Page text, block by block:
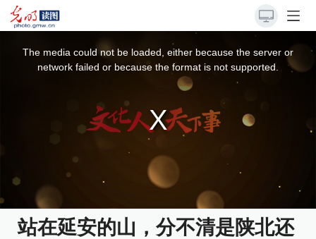
The media could not be loaded, either because the server or
network failed or because the format is not supported.
站在延安的山，分不清是陕北还